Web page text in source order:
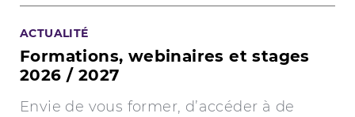
ACTUALITÉ
Formations, webinaires et stages
2026 / 2027
Envie de vous former, d’accéder à de